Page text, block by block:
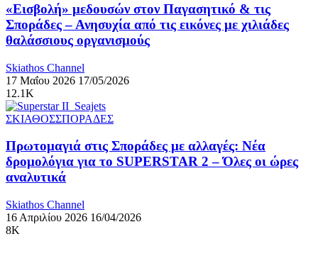
«Εισβολή» μεδουσών στον Παγασητικό & τις
Σποράδες – Ανησυχία από τις εικόνες με χιλιάδες
θαλάσσιους οργανισμούς
Skiathos Channel
17 Μαΐου 2026 17/05/2026
12.1K
ΣΚΙΑΘΟΣΣΠΟΡΑΔΕΣ
Πρωτομαγιά στις Σποράδες με αλλαγές: Νέα
δρομολόγια για το SUPERSTAR 2 – Όλες οι ώρες
αναλυτικά
Skiathos Channel
16 Απριλίου 2026 16/04/2026
8K